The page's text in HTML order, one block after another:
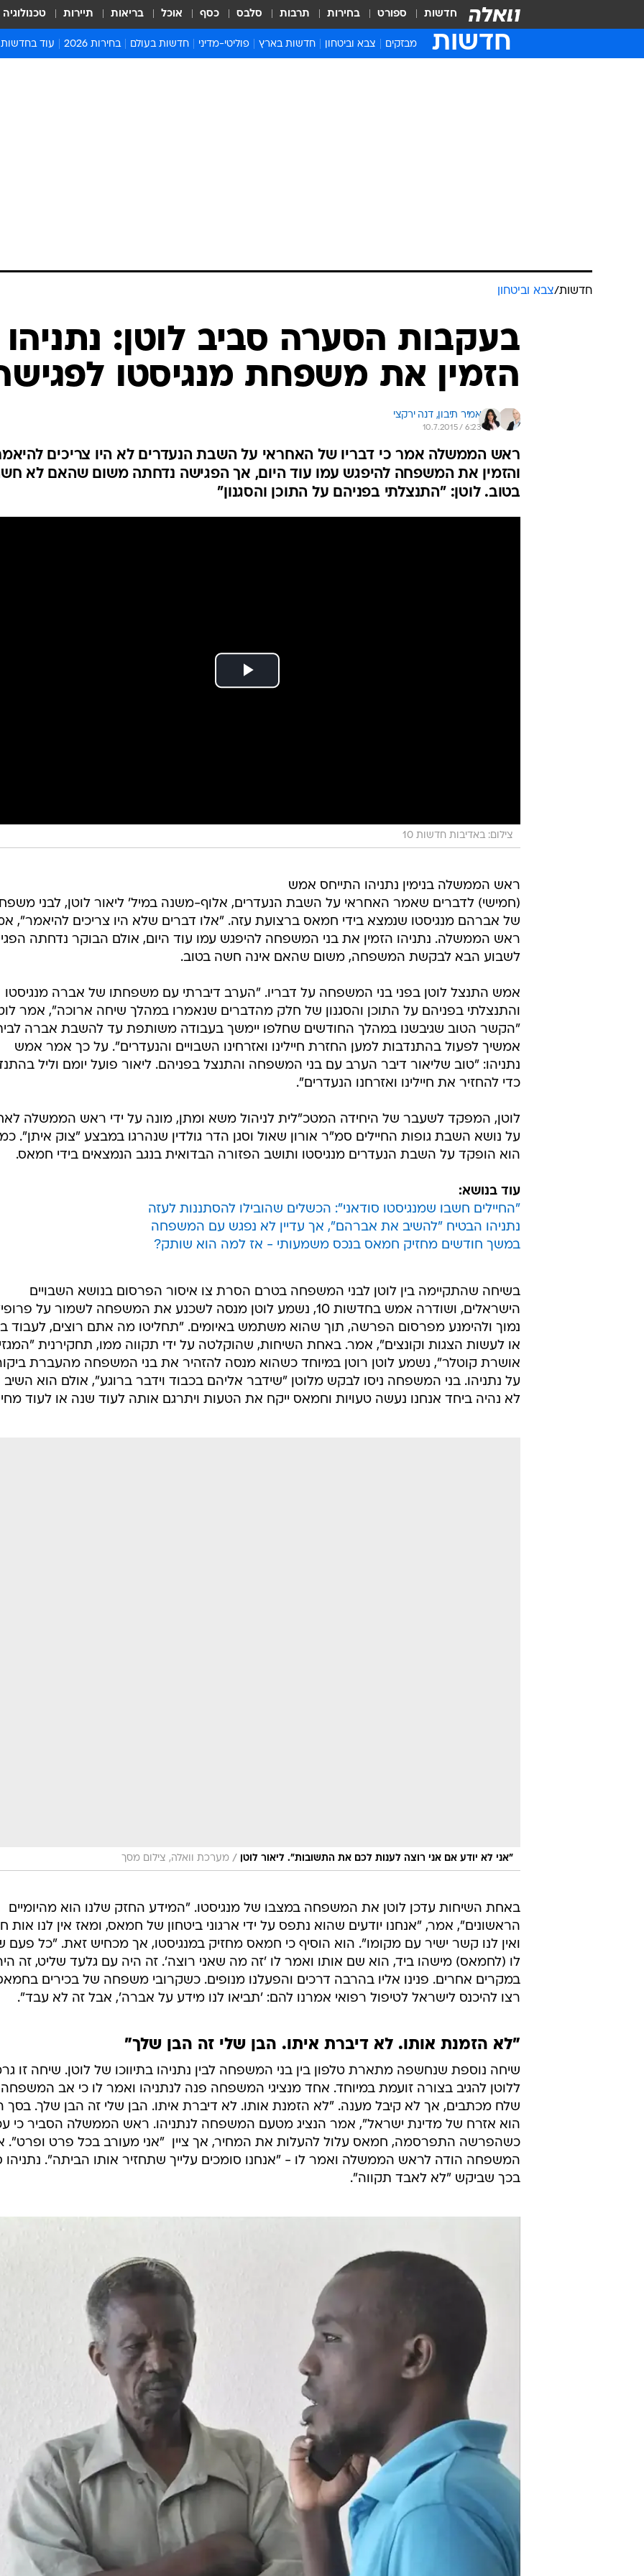
חדשות ספורט בחירות תרבות סלבס כסף אוכל בריאות תיירות טכנולוגיה
חדשות מבזקים צבא וביטחון חדשות בארץ פוליטי-מדיני חדשות בעולם בחירות 2026 עוד בחדשות
המייל האדום
חדשות/צבא וביטחון
בעקבות הסערה סביב לוטן: נתניהו
הזמין את משפחת מנגיסטו
אמיר תיבון, דנה ירקצי
10.7.2015 / 6:23
ראש הממשלה אמר כי דבריו של האחראי על השבת הנעדרים לא היו צריכים
והזמין את המשפחה להיפגש עמו עוד היום, אך הפגישה נדחתה משום שהאם לא
בטוב. לוטן: "התנצלתי בפניהם על התוכן והסגנון"
צילום: באדיבות חדשות 10
ראש הממשלה בנימין נתניהו התייחס אמש
(חמישי) לדברים שאמר האחראי על השבת הנעדרים, אלוף-משנה במיל' ליאור לוטן, לבני
של אברהם מנגיסטו שנמצא בידי חמאס ברצועת עזה. "אלו דברים שלא היו צריכים להיאמר",
ראש הממשלה. נתניהו הזמין את בני המשפחה להיפגש עמו עוד היום, אולם הבוקר נדחתה
לשבוע הבא לבקשת המשפחה, משום שהאם אינה חשה בטוב.
אמש התנצל לוטן בפני בני המשפחה על דבריו. "הערב דיברתי עם משפחתו של אברה מנגיסטו
והתנצלתי בפניהם על התוכן והסגנון של חלק מהדברים שנאמרו במהלך שיחה ארוכה", אמר
"הקשר הטוב שגיבשנו במהלך החודשים שחלפו יימשך בעבודה משותפת עד להשבת אברה
אמשיך לפעול בהתנדבות למען החזרת חיילינו ואזרחינו השבויים והנעדרים". על כך אמר אמש
נתניהו: "טוב שליאור דיבר הערב עם בני המשפחה והתנצל בפניהם. ליאור פועל יומם וליל
כדי להחזיר את חיילינו ואזרחנו הנעדרים".
לוטן, המפקד לשעבר של היחידה המטכ"לית לניהול משא ומתן, מונה על ידי ראש הממשלה
על נושא השבת גופות החיילים סמ"ר אורון שאול וסגן הדר גולדין שנהרגו במבצע "צוק איתן".
הוא הופקד על השבת הנעדרים מנגיסטו ותושב הפזורה הבדואית בנגב הנמצאים בידי חמאס.
עוד בנושא:
"החיילים חשבו שמנגיסטו סודאני": הכשלים שהובילו להסתננות לעזה
נתניהו הבטיח "להשיב את אברהם", אך עדיין לא נפגש עם המשפחה
במשך חודשים מחזיק חמאס בנכס משמעותי - אז למה הוא שותק?
בשיחה שהתקיימה בין לוטן לבני המשפחה בטרם הסרת צו איסור הפרסום בנושא השבויים
הישראלים, ושודרה אמש בחדשות 10, נשמע לוטן מנסה לשכנע את המשפחה לשמור על
נמוך ולהימנע מפרסום הפרשה, תוך שהוא משתמש באיומים. "תחליטו מה אתם רוצים, לעבוד
או לעשות הצגות וקונצים", אמר. באחת השיחות, שהוקלטה על ידי תקווה ממו, תחקירנית
אושרת קוטלר", נשמע לוטן רוטן במיוחד כשהוא מנסה להזהיר את בני המשפחה מהעברת
על נתניהו. בני המשפחה ניסו לבקש מלוטן "שידבר אליהם בכבוד וידבר ברוגע", אולם הוא השיב
לא נהיה ביחד אנחנו נעשה טעויות וחמאס ייקח את הטעות ויתרגם אותה לעוד שנה או לעוד
"אני לא יודע אם אני רוצה לענות לכם את התשובות". ליאור לוטן / מערכת וואלה, צילום מסך
באחת השיחות עדכן לוטן את המשפחה במצבו של מנגיסטו. "המידע החזק שלנו הוא מהיומיים
הראשונים", אמר, "אנחנו יודעים שהוא נתפס על ידי ארגוני ביטחון של חמאס, ומאז אין לנו אות
ואין לנו קשר ישיר עם מקומו". הוא הוסיף כי חמאס מחזיק במנגיסטו, אך מכחיש זאת. "כל פעם
לו (לחמאס) מישהו ביד, הוא שם אותו ואמר לו 'זה מה שאני רוצה'. זה היה עם גלעד שליט, זה
במקרים אחרים. פנינו אליו בהרבה דרכים והפעלנו מנופים. כשקרובי משפחה של בכירים
רצו להיכנס לישראל לטיפול רפואי אמרנו להם: 'תביאו לנו מידע על אברה', אבל זה לא עבד".
"לא הזמנת אותו. לא דיברת איתו. הבן שלי זה הבן שלך"
שיחה נוספת שנחשפה מתארת טלפון בין בני המשפחה לבין נתניהו בתיווכו של לוטן. שיחה זו
ללוטן להגיב בצורה זועמת במיוחד. אחד מנציגי המשפחה פנה לנתניהו ואמר לו כי אב המשפחה
שלח מכתבים, אך לא קיבל מענה. "לא הזמנת אותו. לא דיברת איתו. הבן שלי זה הבן שלך. בסך
הוא אזרח של מדינת ישראל", אמר הנציג מטעם המשפחה לנתניהו. ראש הממשלה הסביר כי
כשהפרשה התפרסמה, חמאס עלול להעלות את המחיר, אך ציין  "אני מעורב בכל פרט ופרט".
המשפחה הודה לראש הממשלה ואמר לו - "אנחנו סומכים עלייך שתחזיר אותו הביתה". נתניהו
בכך שביקש "לא לאבד תקווה".